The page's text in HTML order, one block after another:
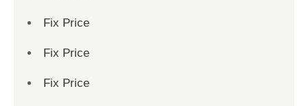
Fix Price
Fix Price
Fix Price